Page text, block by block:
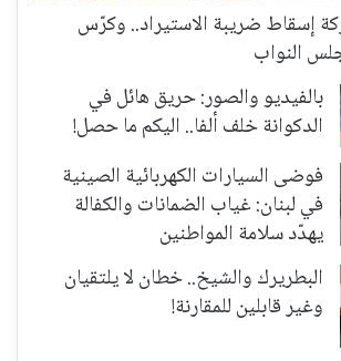
إسقاط ضريبة الاستيراد.. وكرّس
النواب
بالفيديو والصور: حريق هائل في
الدكوانة خلف ألفا.. اليكم ما حصل!
فوضى السيارات الكهربائية الصينية
في لبنان: غياب الضمانات والكفالة
يهدّد سلامة المواطنين
البطريرك والشيخ.. خطان لا يلتقيان
وغير قابلين للمقارنة!